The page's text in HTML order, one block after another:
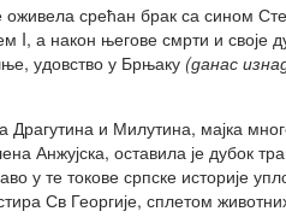
оживела срећан брак са сином
I, а након његове смрти и своје
удовство у Брњаку (данас
Драгутина и Милутина, мајка
Анжујска, оставила је дубок
у те токове српске историје
Св Георгије, сплетом